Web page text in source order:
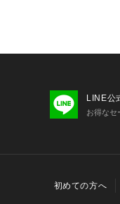
LINE公
お得なセ
初めての方へ